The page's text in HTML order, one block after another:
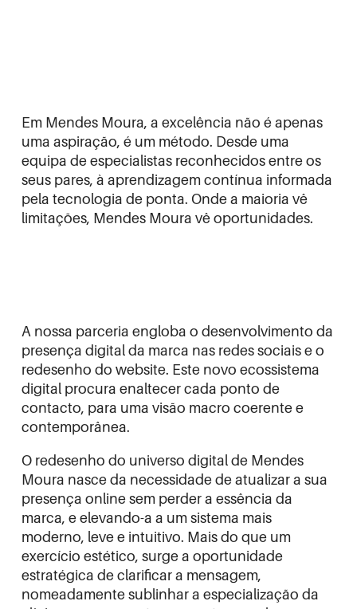
Em Mendes Moura, a excelência não é apenas
uma aspiração, é um método. Desde uma
equipa de especialistas reconhecidos entre os
seus pares, à aprendizagem contínua informada
pela tecnologia de ponta. Onde a maioria vê
limitações, Mendes Moura vê oportunidades.
A nossa parceria engloba o desenvolvimento da
presença digital da marca nas redes sociais e o
redesenho do website. Este novo ecossistema
digital procura enaltecer cada ponto de
contacto, para uma visão macro coerente e
contemporânea.
O redesenho do universo digital de Mendes
Moura nasce da necessidade de atualizar a sua
presença online sem perder a essência da
marca, e elevando-a a um sistema mais
moderno, leve e intuitivo. Mais do que um
exercício estético, surge a oportunidade
estratégica de clarificar a mensagem,
nomeadamente sublinhar a especialização da